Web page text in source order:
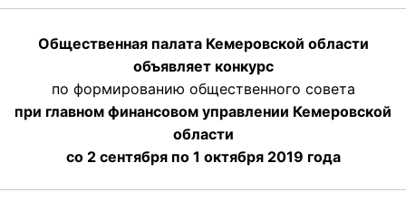
Общественная палата Кемеровской области
объявляет конкурс
по формированию общественного совета
при главном финансовом управлении Кемеровской
области
со 2 сентября по 1 октября 2019 года